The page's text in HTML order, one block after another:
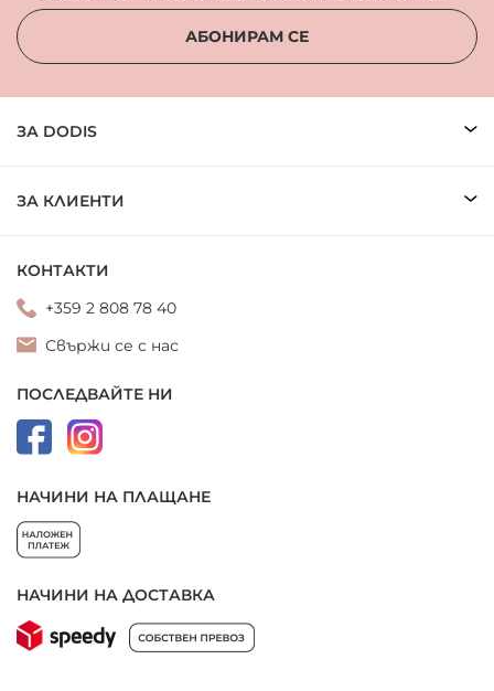
АБОНИРАМ СЕ
ЗА DODIS
ЗА КЛИЕНТИ
КОНТАКТИ
+359 2 808 78 40
Свържи се с нас
ПОСЛЕДВАЙТЕ НИ
НАЧИНИ НА ПЛАЩАНЕ
НАЧИНИ НА ДОСТАВКА